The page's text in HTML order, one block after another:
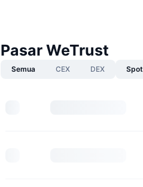
Pasar WeTrust
Semua CEX DEX Spot